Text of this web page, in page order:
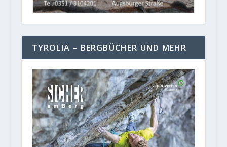
TYROLIA – BERGBÜCHER UND MEHR